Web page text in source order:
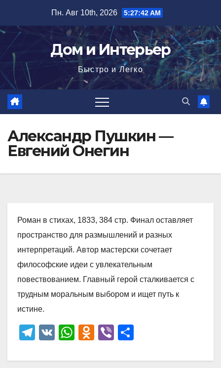
содержимому
Пн. Авг 10th, 2026 5:27:43 AM
Дом и Интерьер
Быстро и Легко
Александр Пушкин —
Евгений Онегин
Роман в стихах, 1833, 384 стр. Финал оставляет
пространство для размышлений и разных
интерпретаций. Автор мастерски сочетает
философские идеи с увлекательным
повествованием. Главный герой сталкивается с
трудным моральным выбором и ищет путь к
истине.
T
e
V
W
at
O
n
Vi
er р